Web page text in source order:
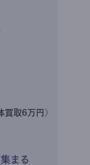
買取6万円)
まる